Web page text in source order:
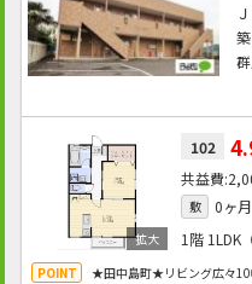
102
敷 0ヶ月
1階 1LDK
★田中島町★リビング広々